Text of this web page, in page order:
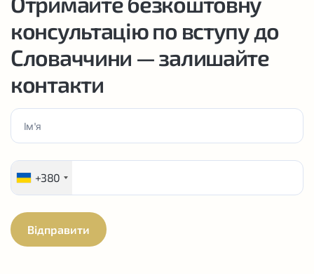
консультацію по вступу до
Словаччини — залишайте
контакти
+380